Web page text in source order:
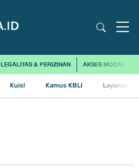
LEGALITAS & PERIZINAN AKSES MODAL
Kuis! Kamus KBLI Layanan